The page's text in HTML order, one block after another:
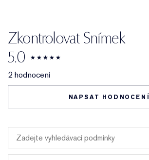
Zkontrolovat Snímek
5.0
2 hodnocení
NAPSAT HODNOCENÍ